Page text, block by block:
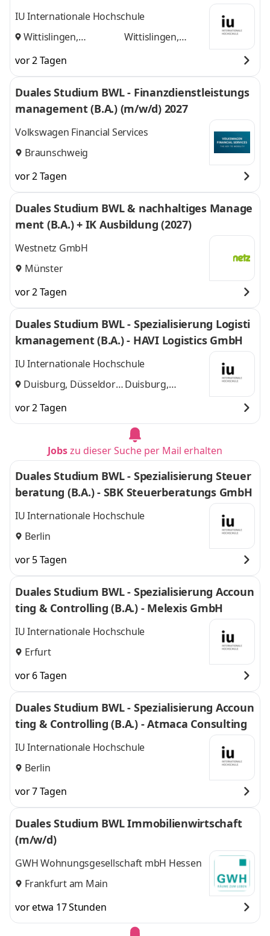
IU Internationale Hochschule
Wittislingen,
Wittislingen,
vor 2 Tagen
Duales Studium BWL - Finanzdienstleistungs
management (B.A.) (m/w/d) 2027
Volkswagen Financial Services
Braunschweig
vor 2 Tagen
Duales Studium BWL & nachhaltiges Manage
ment (B.A.) + IK Ausbildung (2027)
Westnetz GmbH
Münster
vor 2 Tagen
Duales Studium BWL - Spezialisierung Logisti
kmanagement (B.A.) - HAVI Logistics GmbH
IU Internationale Hochschule
Duisburg, Düsseldorf Duisburg,
vor 2 Tagen
Jobszu dieser Suche per Mail erhalten
Duales Studium BWL - Spezialisierung Steuer
beratung (B.A.) - SBK Steuerberatungs GmbH
IU Internationale Hochschule
Berlin
vor 5 Tagen
Duales Studium BWL - Spezialisierung Accoun
ting & Controlling (B.A.) - Melexis GmbH
IU Internationale Hochschule
Erfurt
vor 6 Tagen
Duales Studium BWL - Spezialisierung Accoun
ting & Controlling (B.A.) - Atmaca Consulting
IU Internationale Hochschule
Berlin
vor 7 Tagen
Duales Studium BWL Immobilienwirtschaft
(m/w/d)
GWH Wohnungsgesellschaft mbH Hessen
Frankfurt am Main
vor etwa 17 Stunden